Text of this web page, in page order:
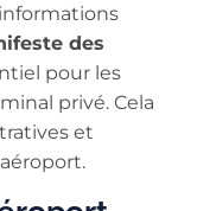
informations
des
pour les
privé. Cela
et